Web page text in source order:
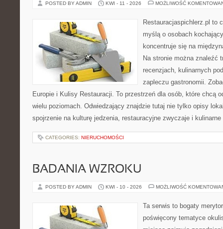
POSTED BY ADMIN KWI - 11 - 2026 MOŻLIWOŚĆ
Restauracjaspichlerz.pl to
myślą o osobach
koncentruje się na
Na stronie można znaleźć
recenzjach, kulinarnych
zapleczu gastronomii.
Europie i Kulisy Restauracji. To przestrzeń dla osób, które chcą
wielu poziomach. Odwiedzający znajdzie tutaj nie tylko opisy
spojrzenie na kulturę jedzenia, restauracyjne zwyczaje i
CATEGORIES: NIERUCHOMOŚCI
BADANIA WZROKU
POSTED BY ADMIN KWI - 10 - 2026 MOŻLIWOŚĆ
Ta serwis to bogaty
poświęcony tematyce